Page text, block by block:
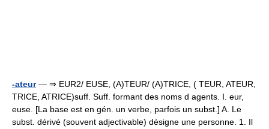
-ateur— ⇒ EUR2/ EUSE, (A)TEUR/ (A)TRICE, ( TEUR, ATEUR,
TRICE, ATRICE)suff. Suff. formant des noms d agents. I. eur,
euse. [La base est en gén. un verbe, parfois un subst.] A. Le
subst. dérivé (souvent adjectivable) désigne une personne. 1. Il